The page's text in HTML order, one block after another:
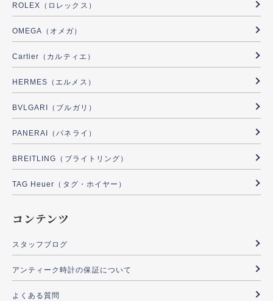
ROLEX（ロレックス）
OMEGA（オメガ）
Cartier（カルティエ）
HERMES（エルメス）
BVLGARI（ブルガリ）
PANERAI（パネライ）
BREITLING（ブライトリング）
TAG Heuer（タグ・ホイヤー）
コンテンツ
スタッフブログ
アンティーク時計の保証について
よくある質問